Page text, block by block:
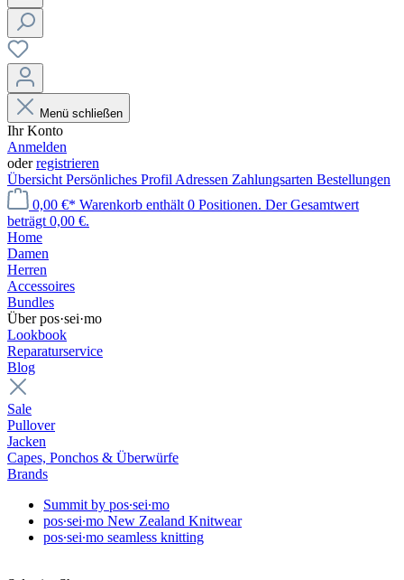
Menü schließen
Ihr Konto
Anmelden
oderregistrieren
Übersicht Persönliches Profil Adressen Zahlungsarten Bestellungen
0,00 €* Warenkorb enthält 0 Positionen. Der Gesamtwert
beträgt 0,00 €.
Home
Damen
Herren
Accessoires
Bundles
Über pos·sei·mo
Lookbook
Reparaturservice
Blog
Sale
Pullover
Jacken
Capes, Ponchos & Überwürfe
Brands
Summit by pos∙sei∙mo
pos∙sei∙mo New Zealand Knitwear
pos∙sei∙mo seamless knitting